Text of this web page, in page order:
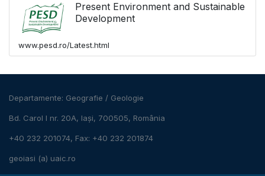
Present Environment and Sustainable
Development
www.pesd.ro/Latest.html
Departamente: Geografie / Geologie
Bd. Carol I nr. 20A, Iași, 700505, România
+40 232 201074, Fax: +40 232 201874
geoiasi (a) uaic.ro